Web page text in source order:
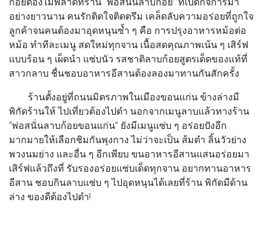
อย่างยาวนาน คนรักติดใจติดตรึม เคล็ดลับความอร่อยที่ถูกใจ
ลูกค้าจนคนต้องมาอุดหนุนซ้ำ ๆ คือ การปรุงอาหารหม้อต่อ
หม้อ ทำทีละเมนู สดใหม่ทุกจาน เนื้อสดคุณภาพเน้น ๆ เสิร์ฟ
แบบร้อน ๆ เผ็ดนำ แซ่บนัว รสชาติลาบก้อยสูตรเด็ดของแท้ที่
สาวกลาบ ชื่นชอบอาหารอีสานต้องลองมาทานกันสักครั้ง
ร้านตั้งอยู่ที่ถนนมิตรภาพในเมืองขอนแก่น ข้างล่างมี
พิกัดร้านให้ ไปเที่ยวต้องไปตำ นอกจากเมนูลาบแล้วทางร้าน
“พ่อสนั่นลาบก้อยขอนแก่น” ยังมีเมนูแซ่บ ๆ อร่อยปังอีก
มากมายให้เลือกชิมกันพุงกาง ไม่ว่าจะเป็น ส้มตำ ลิ้นวัวย่าง
พวงนมย่าง และอื่น ๆ อีกเพียบ ขนอาหารอีสานแสนอร่อยมา
เสิร์ฟแล้วถึงที่ รับรองอร่อยแซ่บเด็ดทุกจาน อยากทานอาหาร
อีสาน ชอบกินลาบแซ่บ ๆ ไปอุดหนุนได้เลยที่ร้าน พิกัดมีด้าน
ล่าง ของดีต้องไปตำ!